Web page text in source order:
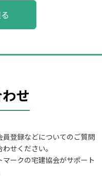
せ
登録などについてのご質問
せください。
ークの宅建協会がサポート